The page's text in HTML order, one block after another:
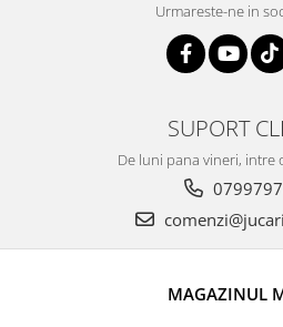
Urmareste-ne in
SUPORT
De luni pana vineri, intre
MAGAZINUL